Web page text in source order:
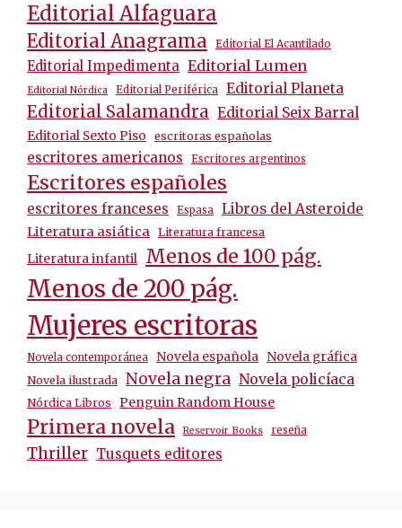
Editorial Alfaguara
Editorial Anagrama Editorial El Acantilado
Editorial Impedimenta Editorial Lumen
Editorial Nórdica Editorial Periférica Editorial Planeta
Editorial Salamandra Editorial Seix Barral
Editorial Sexto Piso escritoras españolas
escritores americanos Escritores argentinos
Escritores españoles
escritores franceses Espasa Libros del Asteroide
Literatura asiática Literatura francesa
Literatura infantil Menos de 100 pág.
Menos de 200 pág.
Mujeres escritoras
Novela contemporánea Novela española Novela gráfica
Novela ilustrada Novela negra Novela policíaca
Nórdica Libros Penguin Random House
Primera novela Reservoir Books reseña
Thriller Tusquets editores